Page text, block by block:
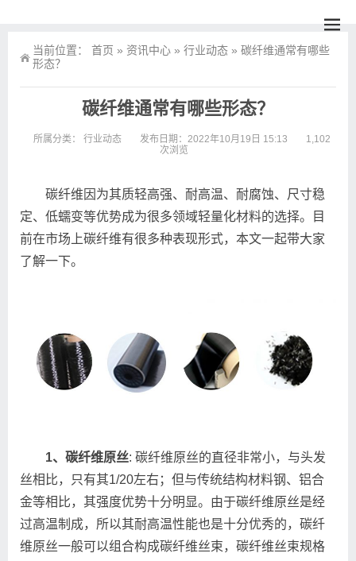
当前位置： 首页 » 资讯中心 » 行业动态 » 碳纤维通常有哪些
形态？
碳纤维通常有哪些形态？
所属分类： 行业动态 发布日期：2022年10月19日 15:13
1,102
次浏览
碳纤维因为其质轻高强、耐高温、耐腐蚀、尺寸稳
定、低蠕变等优势成为很多领域轻量化材料的选择。目
前在市场上碳纤维有很多种表现形式，本文一起带大家
了解一下。
1、碳纤维原丝: 碳纤维原丝的直径非常小，与头发
丝相比，只有其1/20左右；但与传统结构材料钢、铝合
金等相比，其强度优势十分明显。由于碳纤维原丝是经
过高温制成，所以其耐高温性能也是十分优秀的，碳纤
维原丝一般可以组合构成碳纤维丝束，碳纤维丝束规格